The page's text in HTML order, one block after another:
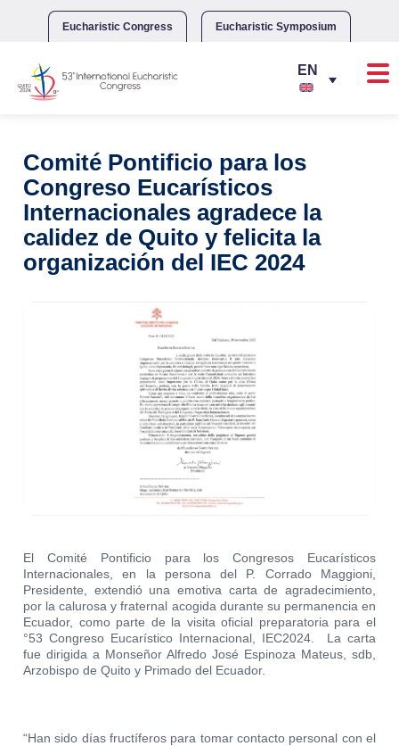
Eucharistic Congress Eucharistic Symposium
Comité Pontificio para los
Congreso Eucarísticos
Internacionales agradece la
calidez de Quito y felicita la
organización del IEC 2024
El Comité Pontificio para los Congresos Eucarísticos
Internacionales, en la persona del P. Corrado Maggioni,
Presidente, extendió una emotiva carta de agradecimiento,
por la calurosa y fraternal acogida durante su permanencia en
Ecuador, como parte de la visita oficial preparatoria para el
°53 Congreso Eucarístico Internacional, IEC2024. La carta
fue dirigida a Monseñor Alfredo José Espinoza Mateus, sdb,
Arzobispo de Quito y Primado del Ecuador.
“Han sido días fructíferos para tomar contacto personal con el